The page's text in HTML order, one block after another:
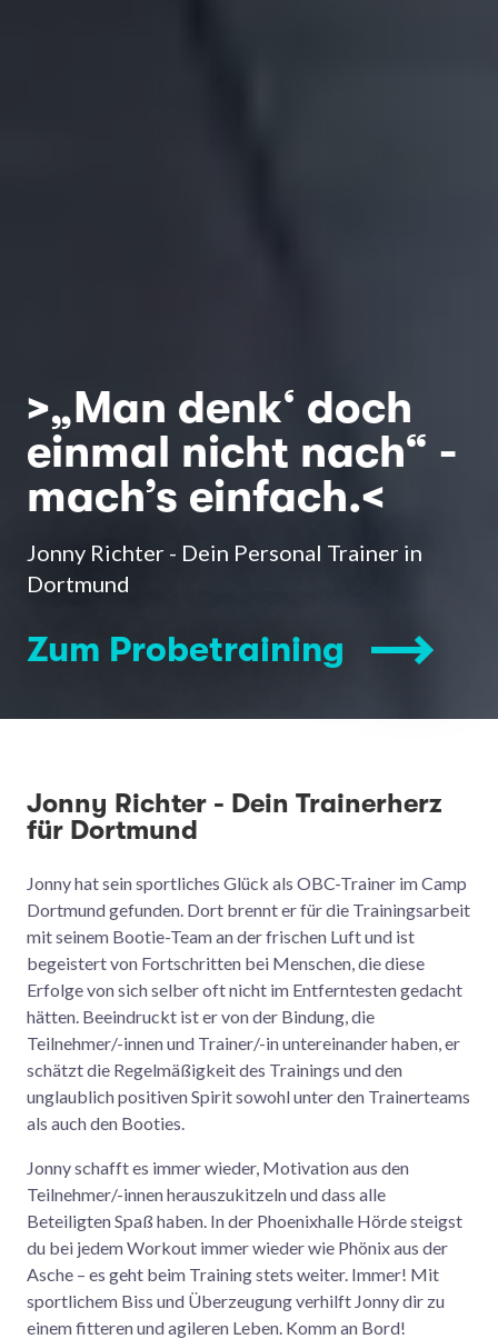
>„Man denk‘ doch
einmal nicht nach“ -
mach’s einfach.<
Jonny Richter - Dein Personal Trainer in
Dortmund
Zum Probetraining
Jonny Richter - Dein Trainerherz
für Dortmund
Jonny hat sein sportliches Glück als OBC-Trainer im Camp
Dortmund gefunden. Dort brennt er für die Trainingsarbeit
mit seinem Bootie-Team an der frischen Luft und ist
begeistert von Fortschritten bei Menschen, die diese
Erfolge von sich selber oft nicht im Entferntesten gedacht
hätten. Beeindruckt ist er von der Bindung, die
Teilnehmer/-innen und Trainer/-in untereinander haben, er
schätzt die Regelmäßigkeit des Trainings und den
unglaublich positiven Spirit sowohl unter den Trainerteams
als auch den Booties.
Jonny schafft es immer wieder, Motivation aus den
Teilnehmer/-innen herauszukitzeln und dass alle
Beteiligten Spaß haben. In der Phoenixhalle Hörde steigst
du bei jedem Workout immer wieder wie Phönix aus der
Asche – es geht beim Training stets weiter. Immer! Mit
sportlichem Biss und Überzeugung verhilft Jonny dir zu
einem fitteren und agileren Leben. Komm an Bord!